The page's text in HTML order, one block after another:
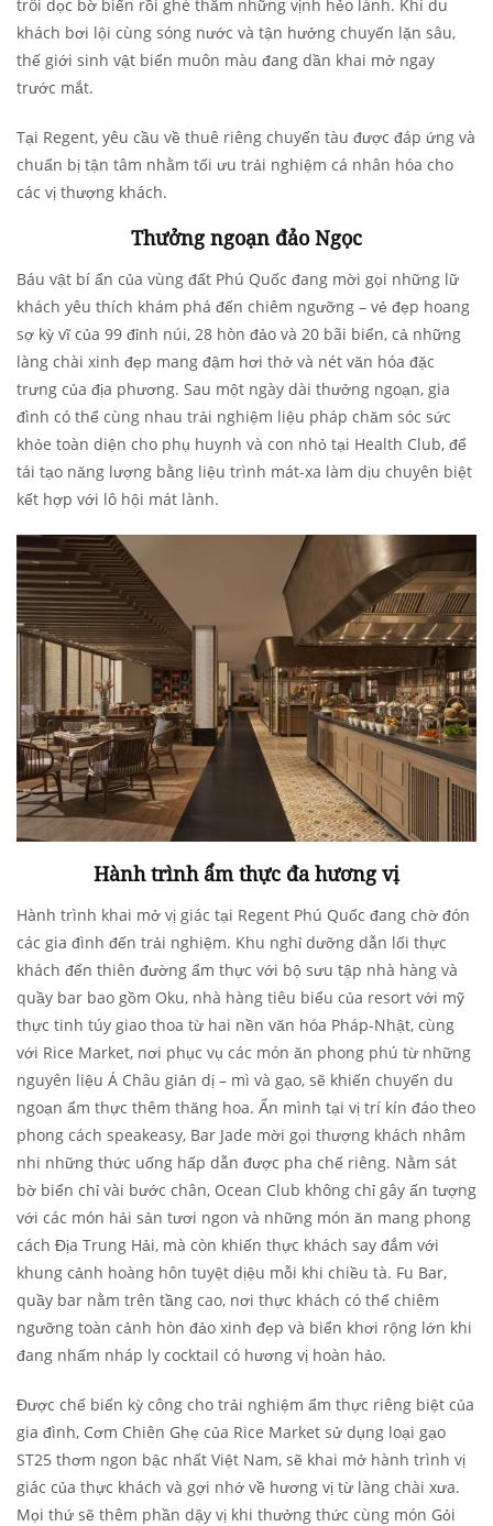
trôi dọc bờ biển rồi ghé thăm những vịnh hẻo lánh. Khi du
khách bơi lội cùng sóng nước và tận hưởng chuyến lặn sâu,
thế giới sinh vật biển muôn màu đang dần khai mở ngay
trước mắt.
Tại Regent, yêu cầu về thuê riêng chuyến tàu được đáp ứng và
chuẩn bị tận tâm nhằm tối ưu trải nghiệm cá nhân hóa cho
các vị thượng khách.
Thưởng ngoạn đảo Ngọc
Báu vật bí ẩn của vùng đất Phú Quốc đang mời gọi những lữ
khách yêu thích khám phá đến chiêm ngưỡng – vẻ đẹp hoang
sợ kỳ vĩ của 99 đỉnh núi, 28 hòn đảo và 20 bãi biển, cả những
làng chài xinh đẹp mang đậm hơi thở và nét văn hóa đặc
trưng của địa phương. Sau một ngày dài thưởng ngoạn, gia
đình có thể cùng nhau trải nghiệm liệu pháp chăm sóc sức
khỏe toàn diện cho phụ huynh và con nhỏ tại Health Club, để
tái tạo năng lượng bằng liệu trình mát-xa làm dịu chuyên biệt
kết hợp với lô hội mát lành.
Hành trình ẩm thực đa hương vị
Hành trình khai mở vị giác tại Regent Phú Quốc đang chờ đón
các gia đình đến trải nghiệm. Khu nghỉ dưỡng dẫn lối thực
khách đến thiên đường ẩm thực với bộ sưu tập nhà hàng và
quầy bar bao gồm Oku, nhà hàng tiêu biểu của resort với mỹ
thực tinh túy giao thoa từ hai nền văn hóa Pháp-Nhật, cùng
với Rice Market, nơi phục vụ các món ăn phong phú từ những
nguyên liệu Á Châu giản dị – mì và gạo, sẽ khiến chuyến du
ngoạn ẩm thực thêm thăng hoa. Ẩn mình tại vị trí kín đáo theo
phong cách speakeasy, Bar Jade mời gọi thượng khách nhâm
nhi những thức uống hấp dẫn được pha chế riêng. Nằm sát
bờ biển chỉ vài bước chân, Ocean Club không chỉ gây ấn tượng
với các món hải sản tươi ngon và những món ăn mang phong
cách Địa Trung Hải, mà còn khiến thực khách say đắm với
khung cảnh hoàng hôn tuyệt dịệu mỗi khi chiều tà. Fu Bar,
quầy bar nằm trên tầng cao, nơi thực khách có thể chiêm
ngưỡng toàn cảnh hòn đảo xinh đẹp và biển khơi rộng lớn khi
đang nhấm nháp ly cocktail có hương vị hoàn hảo.
Được chế biến kỳ công cho trải nghiệm ẩm thực riêng biệt của
gia đình, Cơm Chiên Ghẹ của Rice Market sử dụng loại gạo
ST25 thơm ngon bậc nhất Việt Nam, sẽ khai mở hành trình vị
giác của thực khách và gợi nhớ về hương vị từ làng chài xưa.
Mọi thứ sẽ thêm phần dậy vị khi thưởng thức cùng món Gỏi